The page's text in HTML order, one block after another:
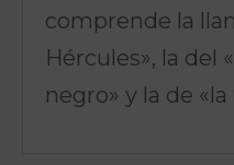
comprende la
Hércules», la del
negro» y la de